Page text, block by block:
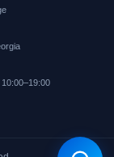
10:00–19:00